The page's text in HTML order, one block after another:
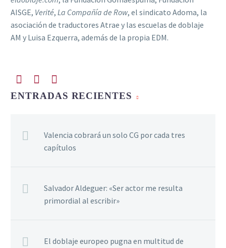
AISGE, Verité, La Compañía de Row, el sindicato Adoma, la
asociación de traductores Atrae y las escuelas de doblaje
AM y Luisa Ezquerra, además de la propia EDM.
ENTRADAS RECIENTES
Valencia cobrará un solo CG por cada tres
capítulos
Salvador Aldeguer: «Ser actor me resulta
primordial al escribir»
El doblaje europeo pugna en multitud de